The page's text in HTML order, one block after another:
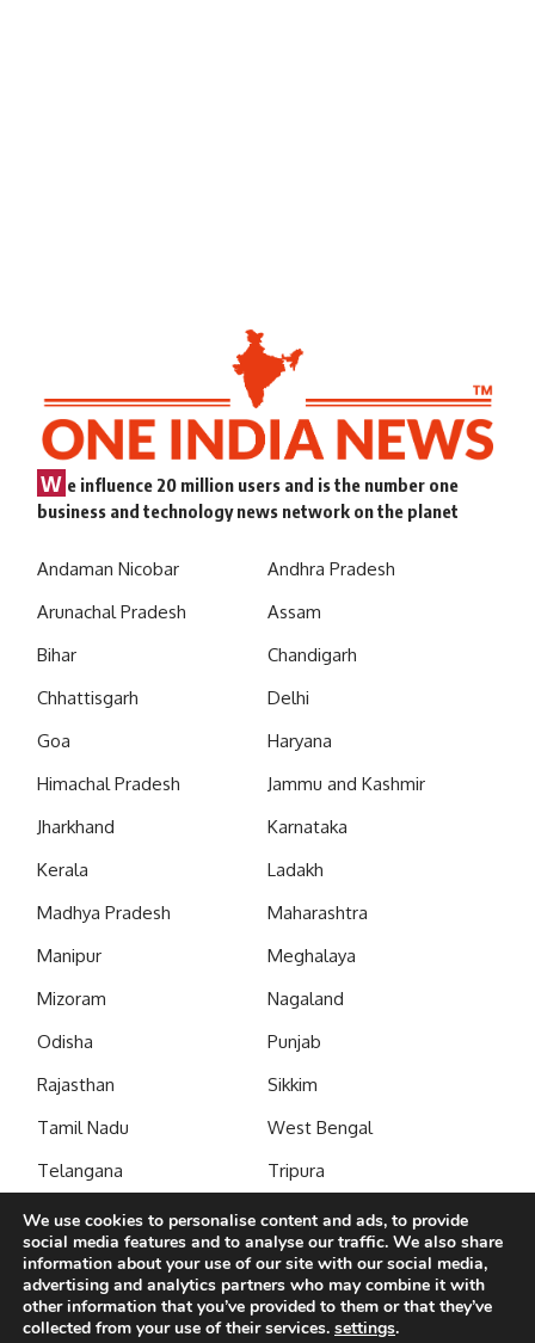
W e influence 20 million users and is the number one
business and technology news network on the planet
Andaman Nicobar
Andhra Pradesh
Arunachal Pradesh
Assam
Bihar
Chandigarh
Chhattisgarh
Delhi
Goa
Haryana
Himachal Pradesh
Jammu and Kashmir
Jharkhand
Karnataka
Kerala
Ladakh
Madhya Pradesh
Maharashtra
Manipur
Meghalaya
Mizoram
Nagaland
Odisha
Punjab
Rajasthan
Sikkim
Tamil Nadu
West Bengal
Telangana
Tripura
Uttar Pradesh
Uttarakhand
Subscribe to our newsletter to get our newest articles
instantly!
Name
We use cookies to personalise content and ads, to provide
social media features and to analyse our traffic. We also share
information about your use of our site with our social media,
advertising and analytics partners who may combine it with
other information that you’ve provided to them or that they’ve
collected from your use of their services. settings.